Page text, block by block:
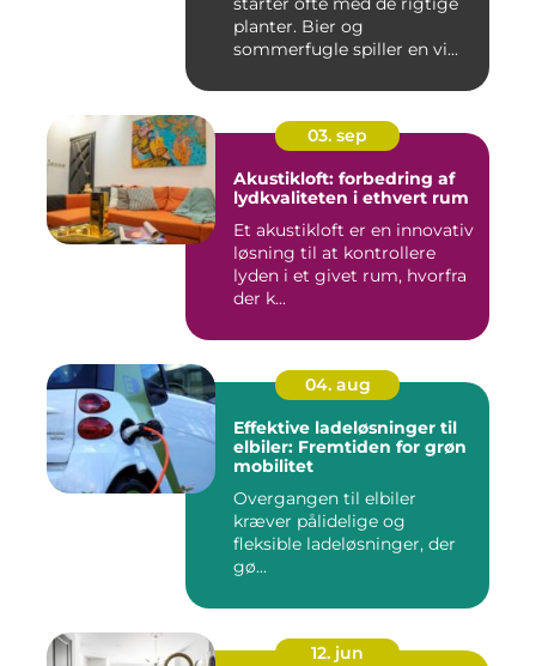
planter. Bier og
sommerfugle spiller en vi...
03. sep
Akustikloft: forbedring af
lydkvaliteten i ethvert rum
Et akustikloft er en innovativ
løsning til at kontrollere
lyden i et givet rum, hvorfra
der k...
04. aug
Effektive ladeløsninger til
elbiler: Fremtiden for grøn
mobilitet
Overgangen til elbiler
kræver pålidelige og
fleksible ladeløsninger, der
gø...
12. jun